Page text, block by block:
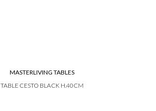
MASTERLIVING TABLES
TABLE CESTO BLACK H.40CM